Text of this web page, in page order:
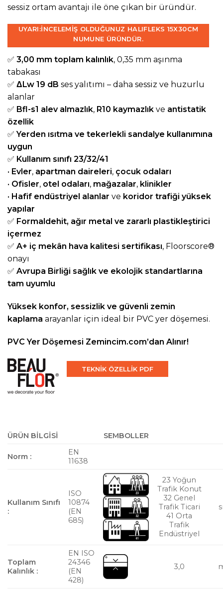
sessiz ortam avantajı ile öne çıkan bir üründür.
UYARI:İNCELEMIŞ OLDUĞUNUZ HALIFLEKS 15X30CM
NUMUNE ÜRÜNDÜR.
✅ 3,00 mm toplam kalınlık, 0,35 mm aşınma
tabakası
✅ ΔLw 19 dB ses yalıtımı – daha sessiz ve huzurlu
alanlar
✅ Bfl-s1 alev almazlık, R10 kaymazlık ve antistatik
özellik
✅Yerden ısıtma ve tekerlekli sandalye kullanımına
uygun
✅ Kullanım sınıfı 23/32/41
• Evler, apartman daireleri, çocuk odaları
• Ofisler, otel odaları, mağazalar, klinikler
• Hafif endüstriyel alanlar ve koridor trafiği yüksek
yapılar
✅ Formaldehit, ağır metal ve zararlı plastikleştirici
içermez
✅ A+ iç mekân hava kalitesi sertifikası, Floorscore®
onayı
✅ Avrupa Birliği sağlık ve ekolojik standartlarına
tam uyumlu
Yüksek konfor, sessizlik ve güvenli zemin
kaplama arayanlar için ideal bir PVC yer döşemesi.
PVC Yer Döşemesi Zemincim.com’dan Alınır!
TEKNİK ÖZELLİK PDF
ÜRÜN BİLGİSİ SEMBOLLER
Norm :
EN
11638
Kullanım Sınıfı
:
ISO
10874
(EN
685)
23 Yoğun
Trafik Konut
32 Genel
Trafik Ticari
41 Orta
Trafik
Endüstriyel
Toplam
Kalınlık :
EN ISO
24346
(EN
428)
3,0